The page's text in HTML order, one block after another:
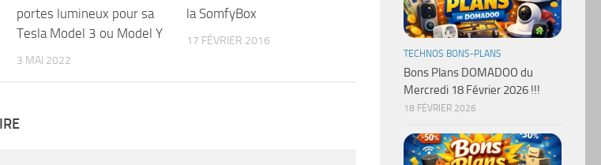
portes lumineux pour sa
Tesla Model 3 ou Model Y
3 MAI 2022
la SomfyBox
17 FÉVRIER 2016
TECHNOS BONS-PLANS
Bons Plans DOMADOO du
Mercredi 18 Février 2026 !!!
18 FÉVRIER 2026